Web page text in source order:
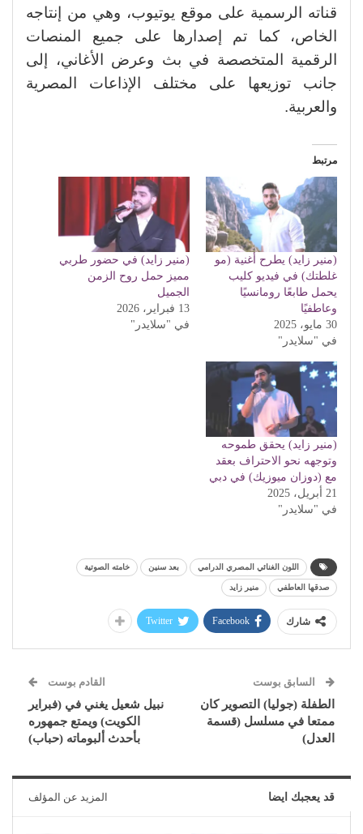
قناته الرسمية على موقع يوتيوب، وهي من إنتاجه
الخاص، كما تم إصدارها على جميع المنصات
الرقمية المتخصصة في بث وعرض الأغاني، إلى
جانب توزيعها على مختلف الإذاعات المصرية
والعربية.
مرتبط
(منير زايد) يطرح أغنية (مو
غلطتك) في فيديو كليب
يحمل طابعًا رومانسيًا
وعاطفيًا
30 مايو، 2025
في "سلايدر"
(منير زايد) في حضور طربي
مميز حمل روح الزمن
الجميل
13 فبراير، 2026
في "سلايدر"
(منير زايد) يحقق طموحه
وتوجهه نحو الاحتراف بعقد
مع (دوزان ميوزيك) في دبي
21 أبريل، 2025
في "سلايدر"
اللون الغنائي المصري الدرامي بعد سنين خامته الصوتية
صدقها العاطفي منير زايد
شارك Facebook
Twitter
السابق بوست
الطفلة (جوليا) التصوير كان
ممتعا في مسلسل (قسمة
العدل)
القادم بوست
نبيل شعيل يغني في (فبراير
الكويت) ويمتع جمهوره
بأحدث ألبوماته (حباب)
قد يعجبك ايضا المزيد عن المؤلف